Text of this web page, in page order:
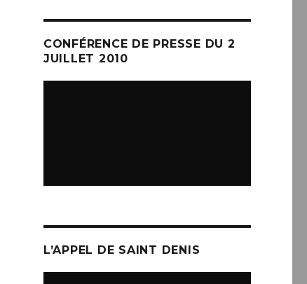
CONFÉRENCE DE PRESSE DU 2
JUILLET 2010
L’APPEL DE SAINT DENIS